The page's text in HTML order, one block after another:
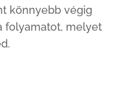
könnyebb végig
folyamatot, melyet